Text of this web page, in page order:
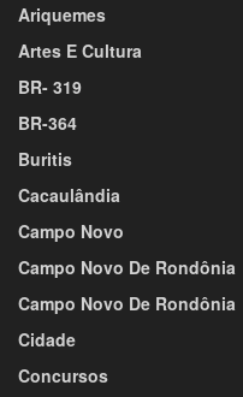
Ariquemes
Artes E Cultura
BR- 319
BR-364
Buritis
Cacaulândia
Campo Novo
Campo Novo De Rondônia
Campo Novo De Rondônia
Cidade
Concursos